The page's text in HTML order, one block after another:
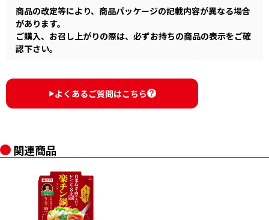
商品の改定等により、商品パッケージの記載内容が異なる場合
があります。
ご購入、お召し上がりの際は、必ずお持ちの商品の表示をご確
認下さい。
▶︎よくあるご質問はこちら
関連商品